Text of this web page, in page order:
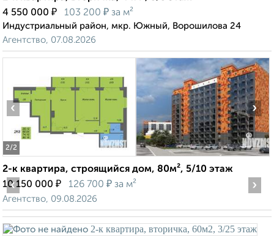
4 550 000 ₽ 103 200 ₽ за м²
Индустриальный район, мкр. Южный, Ворошилова 24
Агентство, 07.08.2026
2/2
‹ ›
2-к квартира, строящийся дом, 80м², 5/10 этаж
10 150 000 ₽ 126 700 ₽ за м²
Агентство, 09.08.2026
‹ ›